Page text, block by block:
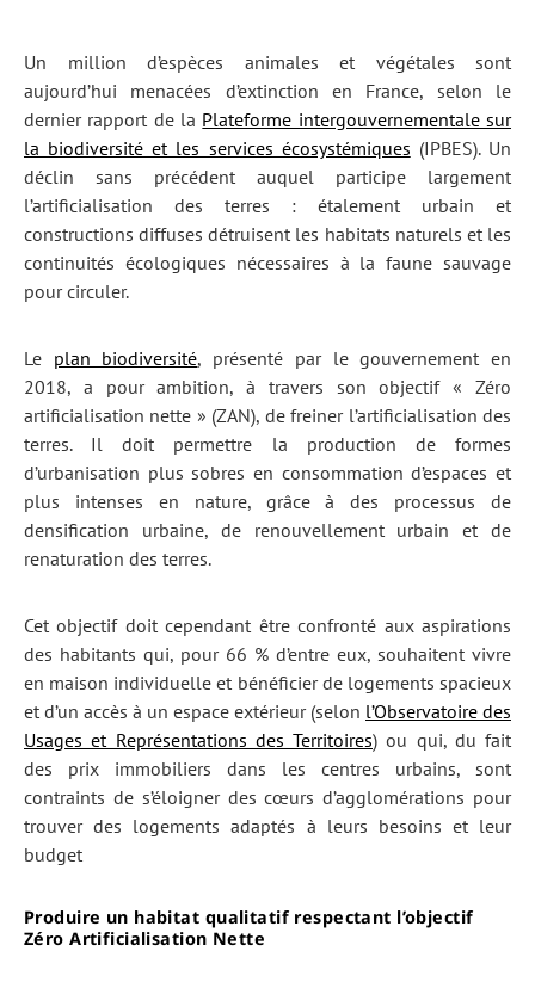
Un million d’espèces animales et végétales sont
aujourd’hui menacées d’extinction en France, selon le
dernier rapport de la Plateforme intergouvernementale sur
la biodiversité et les services écosystémiques (IPBES). Un
déclin sans précédent auquel participe largement
l’artificialisation des terres : étalement urbain et
constructions diffuses détruisent les habitats naturels et les
continuités écologiques nécessaires à la faune sauvage
pour circuler.
Le plan biodiversité, présenté par le gouvernement en
2018, a pour ambition, à travers son objectif « Zéro
artificialisation nette » (ZAN), de freiner l’artificialisation des
terres. Il doit permettre la production de formes
d’urbanisation plus sobres en consommation d’espaces et
plus intenses en nature, grâce à des processus de
densification urbaine, de renouvellement urbain et de
renaturation des terres.
Cet objectif doit cependant être confronté aux aspirations
des habitants qui, pour 66 % d’entre eux, souhaitent vivre
en maison individuelle et bénéficier de logements spacieux
et d’un accès à un espace extérieur (selon l’Observatoire des
Usages et Représentations des Territoires) ou qui, du fait
des prix immobiliers dans les centres urbains, sont
contraints de s’éloigner des cœurs d’agglomérations pour
trouver des logements adaptés à leurs besoins et leur
budget
Produire un habitat qualitatif respectant l’objectif
Zéro Artificialisation Nette